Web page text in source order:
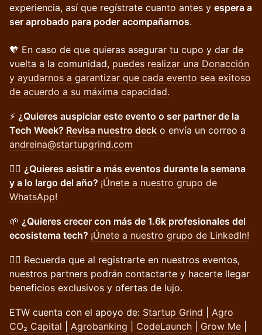
experiencia, así que regístrate cuanto antes y espera a
ser aprobado para poder acompañarnos.
🧡 En caso de que quieras asegurar tu cupo y dar de
vuelta a la comunidad, puedes realizar una Donacción
y ayudarnos a garantizar que cada evento sea exitoso
de acuerdo a su máxima capacidad.
⚡ ¿Quieres auspiciar este evento o ser partner de la
Tech Week? Revisa nuestro deck o envía un correo a
andreina@startupgrind.com
👉🏽 ¿Quieres asistir a más eventos durante la semana
y a lo largo del año? ¡Únete a nuestro grupo de
WhatsApp!
🌱 ¿Quieres crecer con más de 1.6k profesionales del
ecosistema tech? ¡Únete a nuestro grupo de LinkedIn!
👉🏽 Recuerda que al registrarte en nuestros eventos,
nuestros partners podrán contactarte y hacerte llegar
beneficios exclusivos y ofertas de lujo.
ETW cuenta con el apoyo de: Startup Grind
Agro
CO₂ Capital
Agrobanking CodeLaunch Grow Me